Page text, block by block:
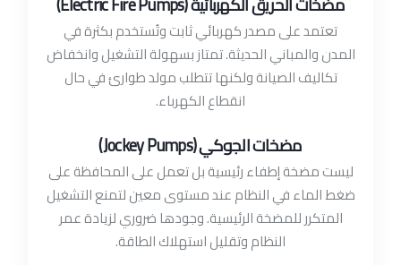
تعتمد على مصدر كهربائي ثابت وتُستخدم بكثرة في
المدن والمباني الحديثة. تمتاز بسهولة التشغيل وانخفاض
تكاليف الصيانة ولكنها تتطلب مولد طوارئ في حال
انقطاع الكهرباء.
مضخات الجوكي (Jockey Pumps)
ليست مضخة إطفاء رئيسية بل تعمل على المحافظة على
ضغط الماء في النظام عند مستوى معين لتمنع التشغيل
المتكرر للمضخة الرئيسية. وجودها ضروري لزيادة عمر
النظام وتقليل استهلاك الطاقة.